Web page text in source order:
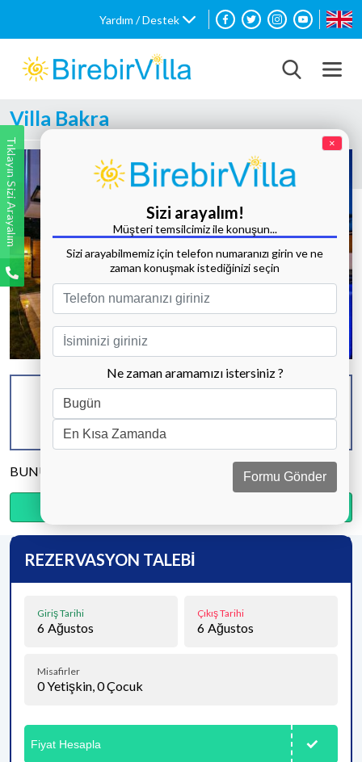
Yardım / Destek
Villa Bakra
Tüm Fotoğrafları Göster
KAPASİTE
5 KİŞİ
BANYO & WC
2 ADET
YATAK ODASI
BUNU PAYLAŞ
REZERVASYON TALEBİ
Giriş Tarihi
6 Ağustos
Çıkış Tarihi
6 Ağustos
Misafirler
0Yetişkin,0Çocuk
Fiyat Hesapla
Tıklayın Sizi Arayalım ×
Sizi arayalım!
Müşteri temsilcimiz ile konuşun...
Sizi arayabilmemiz için telefon numaranızı girin ve ne
zaman konuşmak istediğinizi seçin
Ne zaman aramamızı istersiniz ?
Formu Gönder